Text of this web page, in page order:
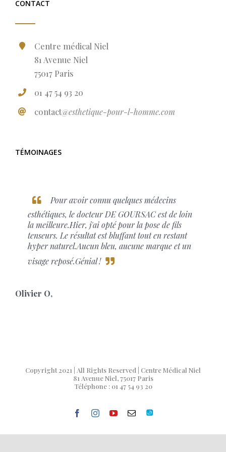
CONTACT
Centre médical Niel
81 Avenue Niel
75017 Paris
01 47 54 93 20
contact@esthetique-pour-l-homme.com
TÉMOINAGES
Pour avoir connu quelques médecins
esthétiques, le docteur DE GOURSAC est de loin
la meilleure.Hier, j'ai opté pour la pose de fils
tenseurs. Le résultat est bluffant tout en restant
hyper naturel.Aucun bleu, aucune marque et un
visage reposé.Génial !
Olivier O,
Copyright 2021 | All Rights Reserved | Centre Médical Niel
81 Avenue Niel, 75017 Paris
Téléphone : 01 47 54 93 20
facebookinstagram
youtubeEmailDoctolib